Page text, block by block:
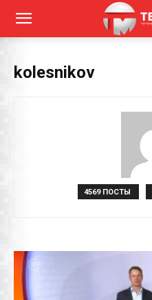
kolesnikov
4569 ПОСТЫ